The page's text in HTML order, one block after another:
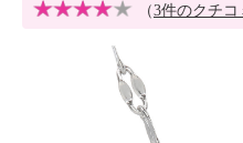
（3件のクチコ